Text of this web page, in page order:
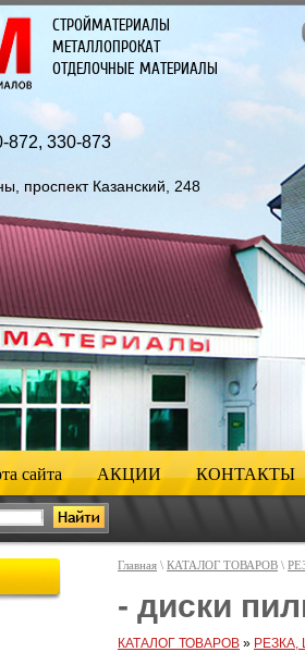
СТРОЙМАТЕРИАЛЫ
МЕТАЛЛОПРОКАТ
ОТДЕЛОЧНЫЕ МАТЕРИАЛЫ
872, 330-873
проспект Казанский, 248
сайта АКЦИИ КОНТАКТЫ
Главная \ КАТАЛОГ ТОВАРОВ \
- диски
КАТАЛОГ ТОВАРОВ »